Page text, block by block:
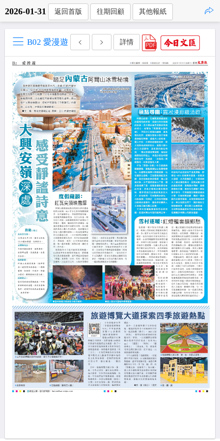
2026-01-31 返回首版 往期回顧 其他報紙
B02 愛漫遊 詳情